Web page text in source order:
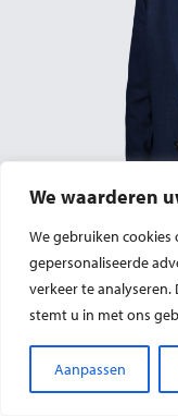
We waarderen
We gebruiken
gepersonaliseerde
verkeer te analyseren.
stemt u in met ons
Aanpassen